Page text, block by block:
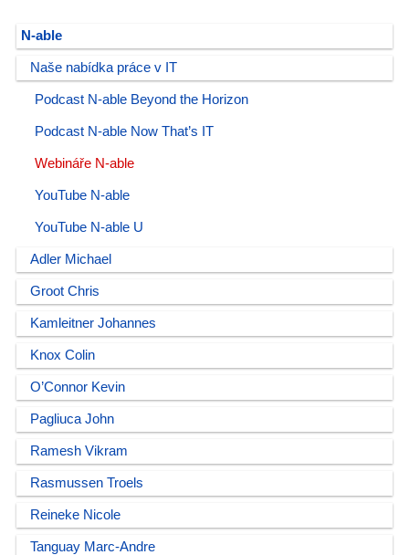
N-able
Naše nabídka práce v IT
Podcast N-able Beyond the Horizon
Podcast N-able Now That’s IT
Webináře N-able
YouTube N-able
YouTube N-able U
Adler Michael
Groot Chris
Kamleitner Johannes
Knox Colin
O’Connor Kevin
Pagliuca John
Ramesh Vikram
Rasmussen Troels
Reineke Nicole
Tanguay Marc-Andre